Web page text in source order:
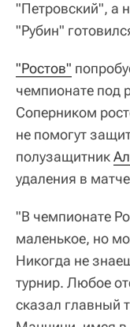
"Петровский", а
"Рубин"
"Ростов"
чемпионате под
Соперником
не помогут
полузащитник
удаления в
"В чемпионате
маленькое, но
Никогда не
турнир. Любое
сказал главный